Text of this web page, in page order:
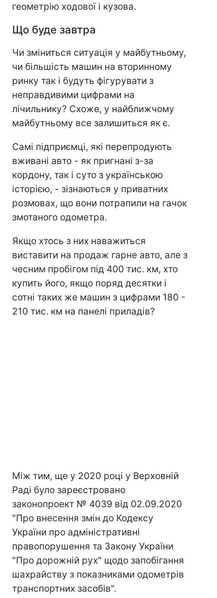
геометрію ходової і кузова.
Що буде завтра
Чи зміниться ситуація у майбутньому,
чи більшість машин на вторинному
ринку так і будуть фігурувати з
неправдивими цифрами на
лічильнику? Схоже, у найближчому
майбутньому все залишиться як є.
Самі підприємці, які перепродують
вживані авто - як пригнані з-за
кордону, так і суто з українською
історією, - зізнаються у приватних
розмовах, що вони потрапили на гачок
змотаного одометра.
Якщо хтось з них наважиться
виставити на продаж гарне авто, але з
чесним пробігом під 400 тис. км, хто
купить його, якщо поряд десятки і
сотні таких же машин з цифрами 180 -
210 тис. км на панелі приладів?
Між тим, ще у 2020 році у Верховній
Раді було зареєстровано
законопроект № 4039 від 02.09.2020
"Про внесення змін до Кодексу
України про адміністративні
правопорушення та Закону України
"Про дорожній рух" щодо запобігання
шахрайству з показниками одометрів
транспортних засобів".